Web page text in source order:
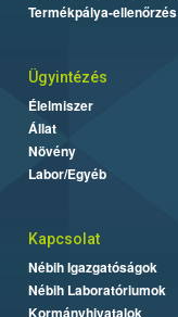
Termékpálya-ellenőrzés
Ügyintézés
Élelmiszer
Állat
Növény
Labor/Egyéb
Kapcsolat
Nébih Igazgatóságok
Nébih Laboratóriumok
Kormányhivatalok